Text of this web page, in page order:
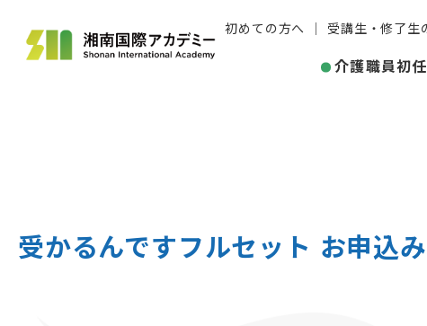
初めての方へ 受講生・修了生
介護職員初
受かるんですフルセット お申込